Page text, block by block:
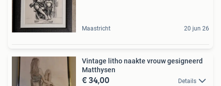
Maastricht 20 jun 26
Vintage litho naakte vrouw gesigneerd
Matthysen
€ 34,00 Details